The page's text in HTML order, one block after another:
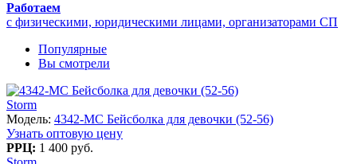
Работаем
с физическими, юридическими лицами, организаторами СП
Популярные
Вы смотрели
Storm
Модель: 4342-МС Бейсболка для девочки (52-56)
Узнать оптовую цену
РРЦ: 1 400 руб.